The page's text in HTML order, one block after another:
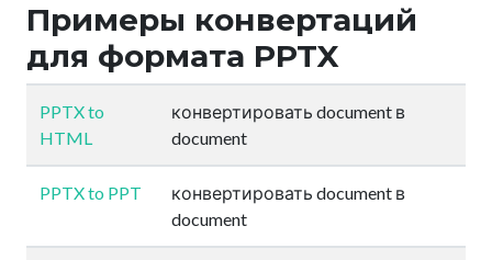
Примеры конвертаций
для формата PPTX
PPTX to
HTML
конвертировать document в
document
PPTX to PPT
конвертировать document в
document